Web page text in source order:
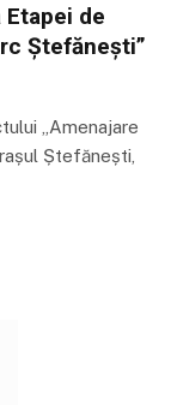
de
Ștefănești”
„Amenajare
Ștefănești,